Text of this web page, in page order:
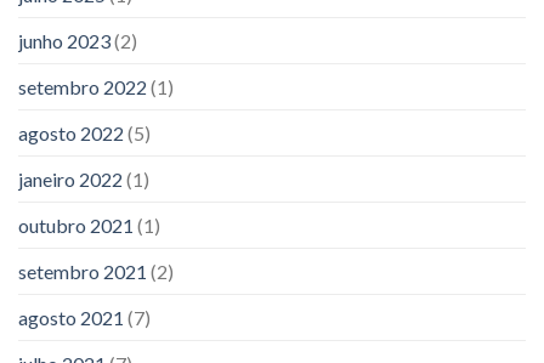
junho 2023(2)
setembro 2022 (1)
agosto 2022 (5)
janeiro 2022 (1)
outubro 2021 (1)
setembro 2021 (2)
agosto 2021 (7)